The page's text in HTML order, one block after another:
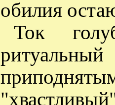
обилия
Ток